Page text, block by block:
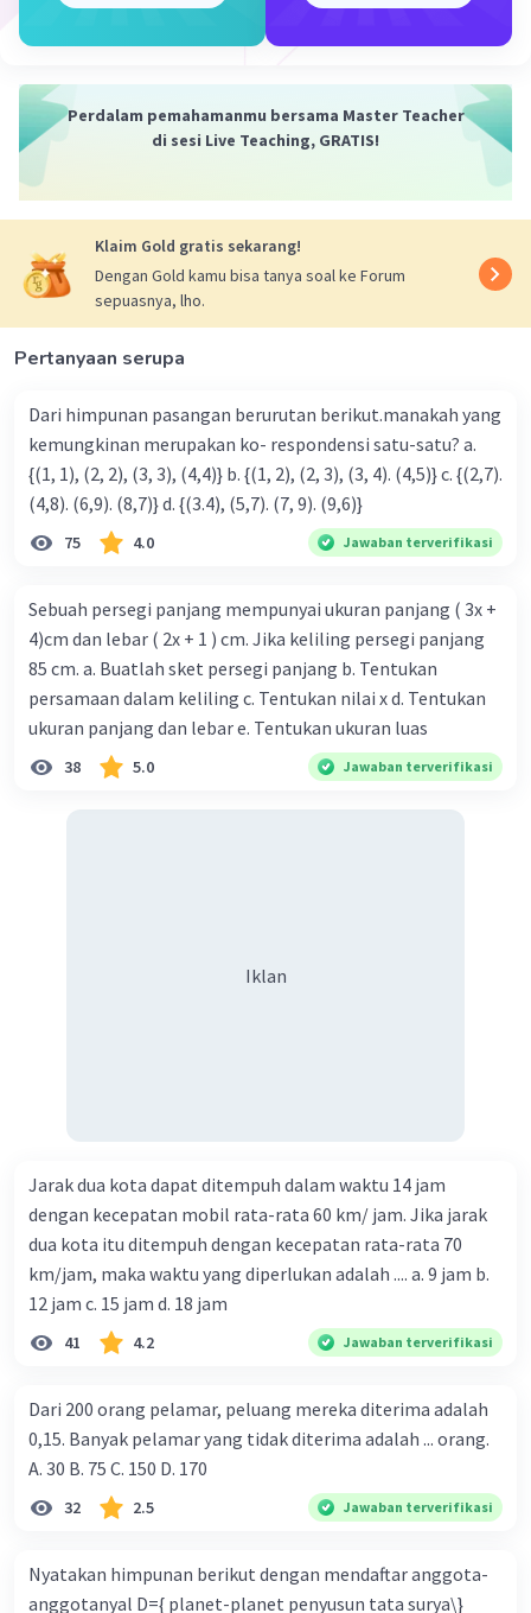
Beri Rating·0.0(0) Balas
Perdalam pemahamanmu bersama Master Teacher
di sesi Live Teaching, GRATIS!
Klaim Gold gratis sekarang!
Dengan Gold kamu bisa tanya soal ke Forum
sepuasnya, lho.
Pertanyaan serupa
Dari himpunan pasangan berurutan berikut.manakah yang
kemungkinan merupakan ko- respondensi satu-satu? a.
{(1, 1), (2, 2), (3, 3), (4,4)} b. {(1, 2), (2, 3), (3, 4). (4,5)} c. {(2,7).
(4,8). (6,9). (8,7)} d. {(3.4), (5,7). (7, 9). (9,6)}
75 4.0 Jawaban terverifikasi
Sebuah persegi panjang mempunyai ukuran panjang ( 3x +
4)cm dan lebar ( 2x + 1 ) cm. Jika keliling persegi panjang
85 cm. a. Buatlah sket persegi panjang b. Tentukan
persamaan dalam keliling c. Tentukan nilai x d. Tentukan
ukuran panjang dan lebar e. Tentukan ukuran luas
38 5.0 Jawaban terverifikasi
Iklan
Jarak dua kota dapat ditempuh dalam waktu 14 jam
dengan kecepatan mobil rata-rata 60 km/ jam. Jika jarak
dua kota itu ditempuh dengan kecepatan rata-rata 70
km/jam, maka waktu yang diperlukan adalah .... a. 9 jam b.
12 jam c. 15 jam d. 18 jam
41 4.2 Jawaban terverifikasi
Dari 200 orang pelamar, peluang mereka diterima adalah
0,15. Banyak pelamar yang tidak diterima adalah ... orang.
A. 30 B. 75 C. 150 D. 170
32 2.5 Jawaban terverifikasi
Nyatakan himpunan berikut dengan mendaftar anggota-
anggotanyal D={ planet-planet penyusun tata surya\}